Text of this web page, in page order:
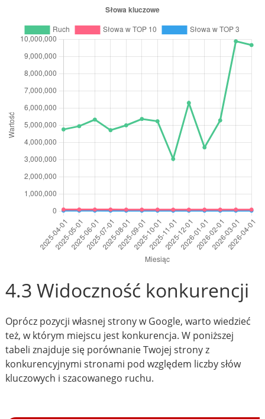
4.3 Widoczność konkurencji
Oprócz pozycji własnej strony w Google, warto wiedzieć
też, w którym miejscu jest konkurencja. W poniższej
tabeli znajduje się porównanie Twojej strony z
konkurencyjnymi stronami pod względem liczby słów
kluczowych i szacowanego ruchu.